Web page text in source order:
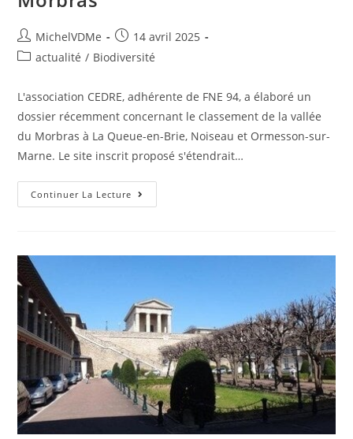
MichelVDMe
14 avril 2025
actualité / Biodiversité
L'association CEDRE, adhérente de FNE 94, a élaboré un
dossier récemment concernant le classement de la vallée
du Morbras à La Queue-en-Brie, Noiseau et Ormesson-sur-
Marne. Le site inscrit proposé s'étendrait…
Continuer La Lecture